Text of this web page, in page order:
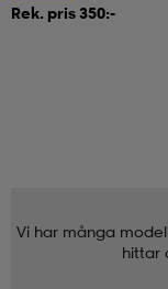
Rek. pris 350:-
Vi har många
hittar